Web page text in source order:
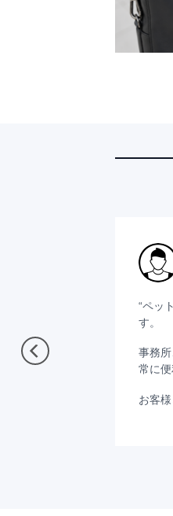
“ペッ
す。
事務
常に便
お客